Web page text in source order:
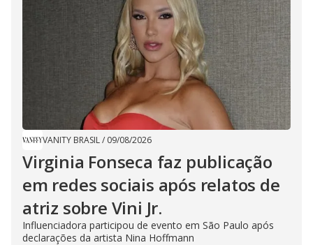
VANITY BRASIL/ 09/08/2026
Virginia Fonseca faz publicação
em redes sociais após relatos de
atriz sobre Vini Jr.
Influenciadora participou de evento em São Paulo após
declarações da artista Nina Hoffmann